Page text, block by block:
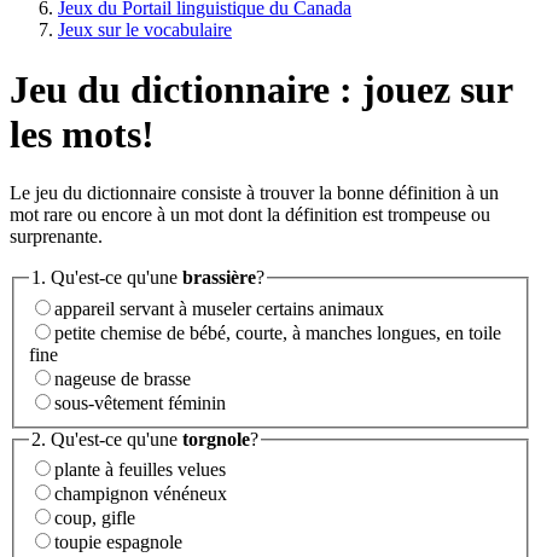
Jeux du Portail linguistique du Canada
Jeux sur le vocabulaire
Jeu du dictionnaire : jouez sur
les mots!
Le jeu du dictionnaire consiste à trouver la bonne définition à un
mot rare ou encore à un mot dont la définition est trompeuse ou
surprenante.
1. Qu'est-ce qu'une brassière?
appareil servant à museler certains animaux
petite chemise de bébé, courte, à manches longues, en toile
fine
nageuse de brasse
sous-vêtement féminin
2. Qu'est-ce qu'une torgnole?
plante à feuilles velues
champignon vénéneux
coup, gifle
toupie espagnole